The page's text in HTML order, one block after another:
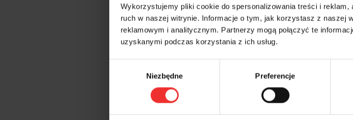
Wykorzystujemy pliki cookie do spersonalizowania treści i reklam,
ruch w naszej witrynie. Informacje o tym, jak korzystasz z naszej
reklamowym i analitycznym. Partnerzy mogą połączyć te
uzyskanymi podczas korzystania z ich usług.
Niezbędne Preferencje
Kup
Krótko o festiwalu i